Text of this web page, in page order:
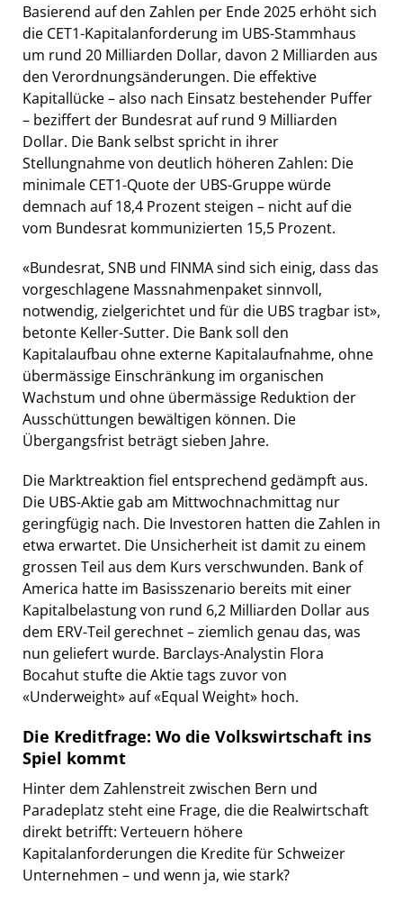
Basierend auf den Zahlen per Ende 2025 erhöht sich
die CET1-Kapitalanforderung im UBS-Stammhaus
um rund 20 Milliarden Dollar, davon 2 Milliarden aus
den Verordnungsänderungen. Die effektive
Kapitallücke – also nach Einsatz bestehender Puffer
– beziffert der Bundesrat auf rund 9 Milliarden
Dollar. Die Bank selbst spricht in ihrer
Stellungnahme von deutlich höheren Zahlen: Die
minimale CET1-Quote der UBS-Gruppe würde
demnach auf 18,4 Prozent steigen – nicht auf die
vom Bundesrat kommunizierten 15,5 Prozent.
«Bundesrat, SNB und FINMA sind sich einig, dass das
vorgeschlagene Massnahmenpaket sinnvoll,
notwendig, zielgerichtet und für die UBS tragbar ist»,
betonte Keller-Sutter. Die Bank soll den
Kapitalaufbau ohne externe Kapitalaufnahme, ohne
übermässige Einschränkung im organischen
Wachstum und ohne übermässige Reduktion der
Ausschüttungen bewältigen können. Die
Übergangsfrist beträgt sieben Jahre.
Die Marktreaktion fiel entsprechend gedämpft aus.
Die UBS-Aktie gab am Mittwochnachmittag nur
geringfügig nach. Die Investoren hatten die Zahlen in
etwa erwartet. Die Unsicherheit ist damit zu einem
grossen Teil aus dem Kurs verschwunden. Bank of
America hatte im Basisszenario bereits mit einer
Kapitalbelastung von rund 6,2 Milliarden Dollar aus
dem ERV-Teil gerechnet – ziemlich genau das, was
nun geliefert wurde. Barclays-Analystin Flora
Bocahut stufte die Aktie tags zuvor von
«Underweight» auf «Equal Weight» hoch.
Die Kreditfrage: Wo die Volkswirtschaft ins
Spiel kommt
Hinter dem Zahlenstreit zwischen Bern und
Paradeplatz steht eine Frage, die die Realwirtschaft
direkt betrifft: Verteuern höhere
Kapitalanforderungen die Kredite für Schweizer
Unternehmen – und wenn ja, wie stark?